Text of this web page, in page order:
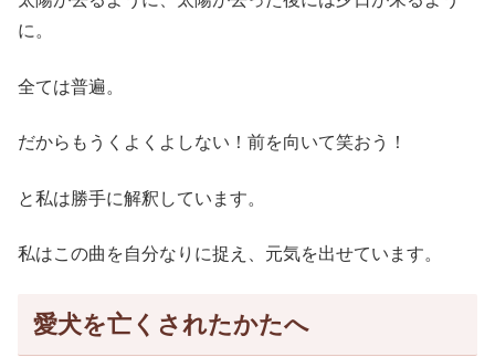
に。
全ては普遍。
だからもうくよくよしない！前を向いて笑おう！
と私は勝手に解釈しています。
私はこの曲を自分なりに捉え、元気を出せています。
愛犬を亡くされたかたへ